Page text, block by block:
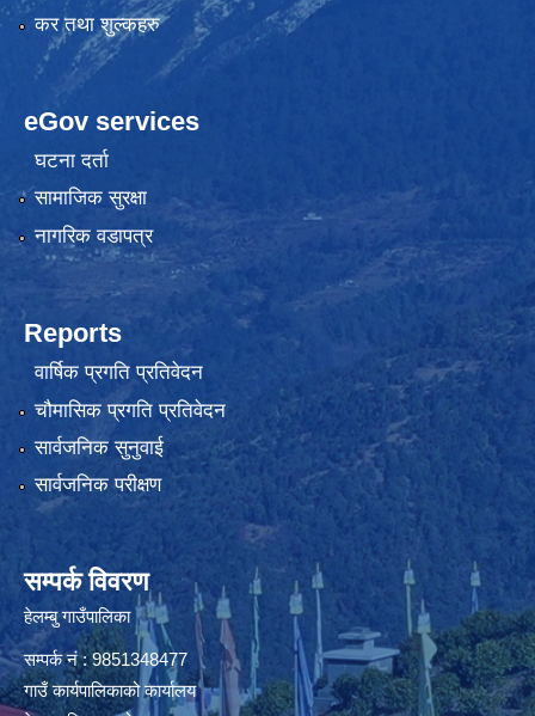
कर तथा शुल्कहरु
eGov services
घटना दर्ता
सामाजिक सुरक्षा
नागरिक वडापत्र
Reports
वार्षिक प्रगति प्रतिवेदन
चौमासिक प्रगति प्रतिवेदन
सार्वजनिक सुनुवाई
सार्वजनिक परीक्षण
सम्पर्क विवरण
हेलम्बु गाउँपालिका
सम्पर्क नं : 9851348477
गाउँ कार्यपालिकाको कार्यालय